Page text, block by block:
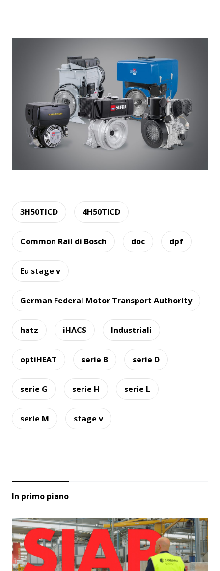
3H50TICD 4H50TICD
Common Rail di Bosch doc dpf
Eu stage v
German Federal Motor Transport Authority
hatz iHACS Industriali
optiHEAT serie B serie D
serie G serie H serie L
serie M stage v
In primo piano